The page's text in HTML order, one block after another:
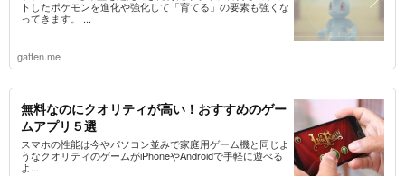
トしたポケモンを進化や強化して「育てる」の要素も強くな
ってきます。 ...
gatten.me
無料なのにクオリティが高い！おすすめのゲー
ムアプリ５選
スマホの性能は今やパソコン並みで家庭用ゲーム機と同じよ
うなクオリティのゲームがiPhoneやAndroidで手軽に遊べる
よ...